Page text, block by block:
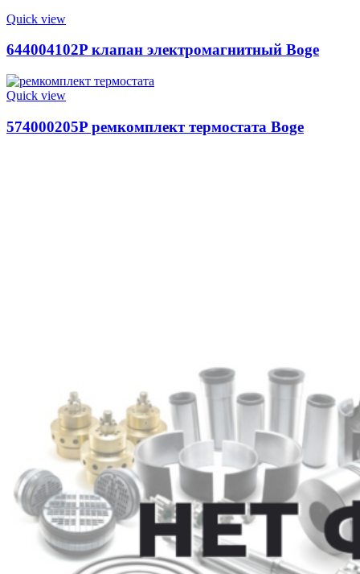
Quick view
644004102P клапан электромагнитный Boge
Quick view
574000205P ремкомплект термостата Boge